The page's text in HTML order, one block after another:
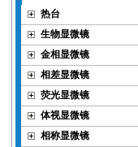
热台
生物显微镜
金相显微镜
相差显微镜
荧光显微镜
体视显微镜
相称显微镜